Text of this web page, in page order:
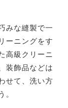
みな縫製で一
ーニングをす
高級クリーニ
装飾品などは
せて、洗い方
。